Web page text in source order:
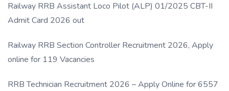
Railway RRB Assistant Loco Pilot (ALP) 01/2025 CBT-II
Admit Card 2026 out
Railway RRB Section Controller Recruitment 2026, Apply
online for 119 Vacancies
RRB Technician Recruitment 2026 – Apply Online for 6557